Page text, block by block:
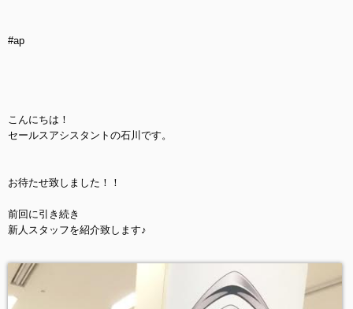
#ap
こんにちは！
セールスアシスタントの石川です。
お待たせ致しました！！
前回に引き続き
新人スタッフを紹介致します♪